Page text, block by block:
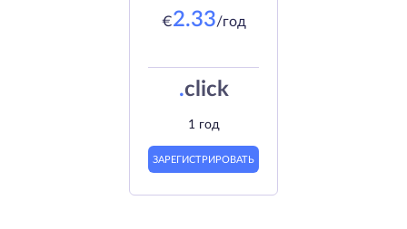
€2.33/год
.click
1 год
ЗАРЕГИСТРИРОВАТЬ